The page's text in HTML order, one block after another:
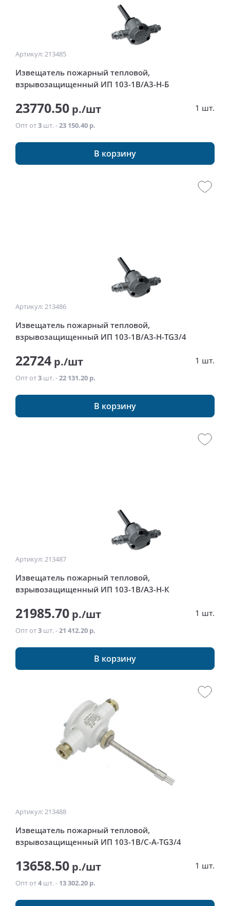
Артикул: 213485
Извещатель пожарный тепловой,
взрывозащищенный ИП 103-1В/А3-H-Б
23770.50 р./шт 1 шт.
Опт от3 шт. -23 150.40 р.
В корзину
Артикул: 213486
Извещатель пожарный тепловой,
взрывозащищенный ИП 103-1В/А3-Н-TG3/4
22724 р./шт 1 шт.
Опт от3 шт. -22 131.20 р.
В корзину
Артикул: 213487
Извещатель пожарный тепловой,
взрывозащищенный ИП 103-1В/А3-Н-К
21985.70 р./шт 1 шт.
Опт от3 шт. -21 412.20 р.
В корзину
Артикул: 213488
Извещатель пожарный тепловой,
взрывозащищенный ИП 103-1В/С-А-TG3/4
13658.50 р./шт 1 шт.
Опт от4 шт. - 13 302.20 р.